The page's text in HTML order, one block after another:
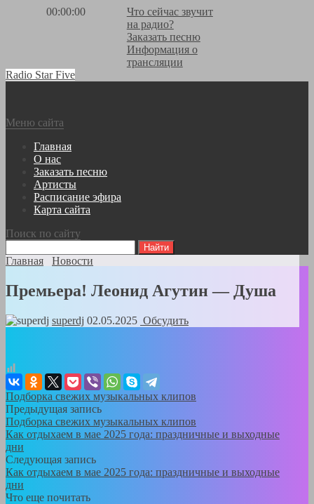
00:00:00
Что сейчас звучит
на радио?
Заказать песню
Информация о
трансляции
Radio Star Five
Меню сайта
Главная
О нас
Заказать песню
Артисты
Расписание эфира
Карта сайта
Поиск по сайту
Главная Новости
Премьера! Леонид Агутин — Душа
superdj 02.05.2025 Обсудить
Подборка свежих музыкальных клипов
Предыдущая запись
Подборка свежих музыкальных клипов
Как отдыхаем в мае 2025 года: праздничные и выходные
дни
Следующая запись
Как отдыхаем в мае 2025 года: праздничные и выходные
дни
Что еще почитать